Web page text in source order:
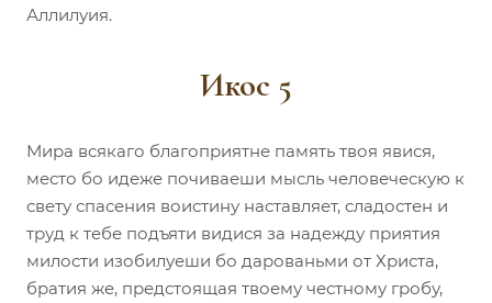
Аллилуия.
Икос 5
Мира всякаго благоприятне память твоя явися,
место бо идеже почиваеши мысль человеческую к
свету спасения воистину наставляет, сладостен и
труд к тебе подъяти видися за надежду приятия
милости изобилуеши бо дарованьми от Христа,
братия же, предстоящая твоему честному гробу,